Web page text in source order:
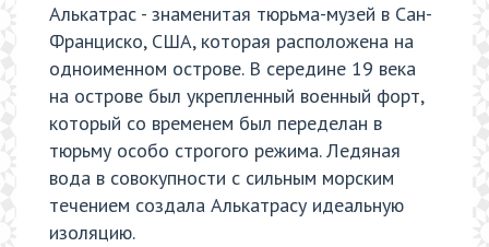
Алькатрас - знаменитая тюрьма-музей в Сан-
Франциско, США, которая расположена на
одноименном острове. В середине 19 века
на острове был укрепленный военный форт,
который со временем был переделан в
тюрьму особо строгого режима. Ледяная
вода в совокупности с сильным морским
течением создала Алькатрасу идеальную
изоляцию.